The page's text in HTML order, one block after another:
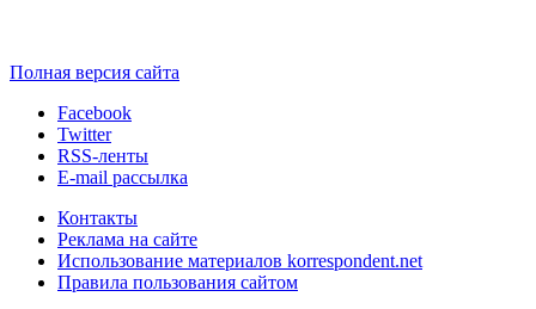
Полная версия сайта
Facebook
Twitter
RSS-ленты
E-mail рассылка
Контакты
Реклама на сайте
Использование материалов korrespondent.net
Правила пользования сайтом